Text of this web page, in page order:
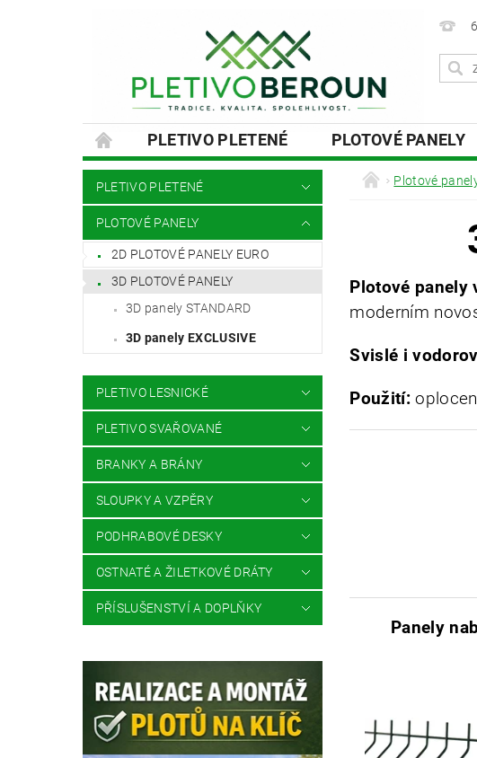
PLETIVO PLETENÉ PLOTOVÉ PANELY
SLOUPKY A VZPĚRY
PODHRABOVÉ DESKY
MONTÁŽE PLOTŮ A BRAN
PLETIVO PLETENÉ
PLOTOVÉ PANELY
2D PLOTOVÉ PANELY EURO
3D PLOTOVÉ PANELY
3D panely STANDARD
3D panely EXCLUSIVE
PLETIVO LESNICKÉ
PLETIVO SVAŘOVANÉ
BRANKY A BRÁNY
SLOUPKY A VZPĚRY
PODHRABOVÉ DESKY
OSTNATÉ A ŽILETKOVÉ DRÁTY
PŘÍSLUŠENSTVÍ A DOPLŇKY
Plotové
Plotové panely
moderním
Svislé i
Použití:
Panely